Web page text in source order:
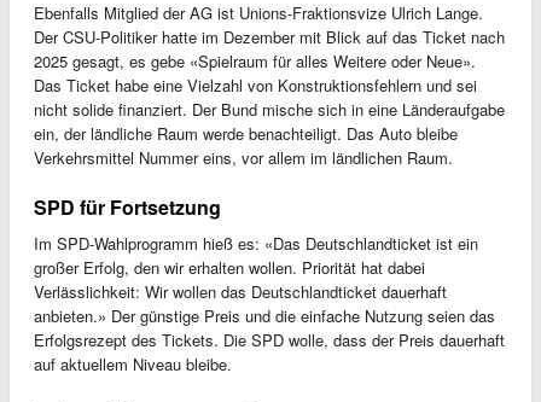
Ebenfalls Mitglied der AG ist Unions-Fraktionsvize Ulrich Lange.
Der CSU-Politiker hatte im Dezember mit Blick auf das Ticket nach
2025 gesagt, es gebe «Spielraum für alles Weitere oder Neue».
Das Ticket habe eine Vielzahl von Konstruktionsfehlern und sei
nicht solide finanziert. Der Bund mische sich in eine Länderaufgabe
ein, der ländliche Raum werde benachteiligt. Das Auto bleibe
Verkehrsmittel Nummer eins, vor allem im ländlichen Raum.
SPD für Fortsetzung
Im SPD-Wahlprogramm hieß es: «Das Deutschlandticket ist ein
großer Erfolg, den wir erhalten wollen. Priorität hat dabei
Verlässlichkeit: Wir wollen das Deutschlandticket dauerhaft
anbieten.» Der günstige Preis und die einfache Nutzung seien das
Erfolgsrezept des Tickets. Die SPD wolle, dass der Preis dauerhaft
auf aktuellem Niveau bleibe.